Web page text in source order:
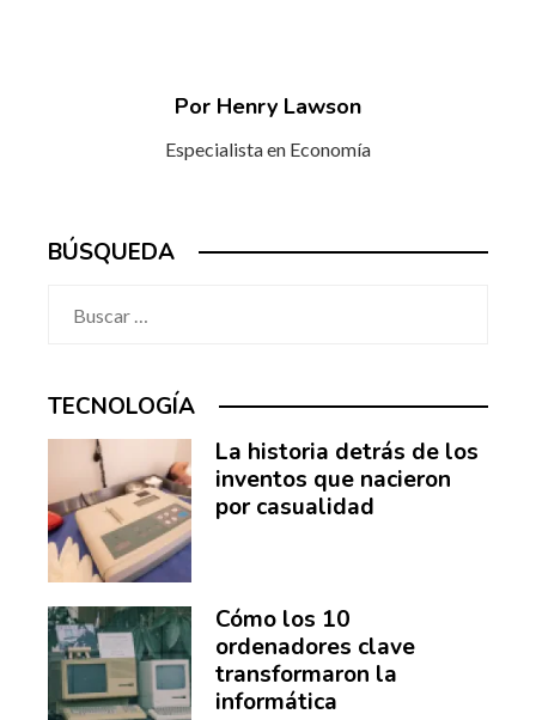
Por Henry Lawson
Especialista en Economía
BÚSQUEDA
TECNOLOGÍA
La historia detrás de los
inventos que nacieron
por casualidad
Cómo los 10
ordenadores clave
transformaron la
informática